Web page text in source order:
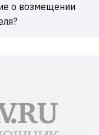
о возмещении